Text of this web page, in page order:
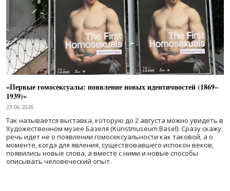
«Первые гомосексуалы: появление новых идентичностей (1869–
1939)»
23.06.2026
Так называется выставка, которую до 2 августа можно увидеть в
Художественном музее Базеля (Kunstmuseum Basel). Сразу скажу:
речь идет не о появлении гомосексуальности как таковой, а о
моменте, когда для явления, существовавшего испокон веков,
появились новые слова, а вместе с ними и новые способы
описывать человеческий опыт.